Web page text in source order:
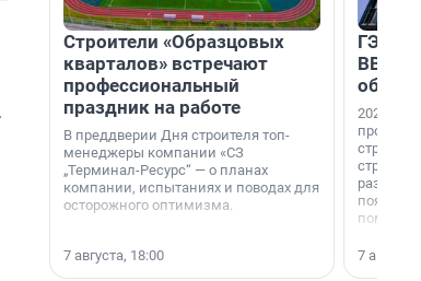
Строители «Образцовых
кварталов» встречают
профессиональный
праздник на работе
В преддверии Дня строителя топ-
менеджеры компании «СЗ
„Терминал-Ресурс“ — о планах
компании, испытаниях и поводах для
осторожного оптимизма.
7 августа, 18:00
ГЭС,
ВВП: в
об
2026-й —
раз. В
7